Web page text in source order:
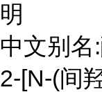
明
中文别名
2-[N-(间